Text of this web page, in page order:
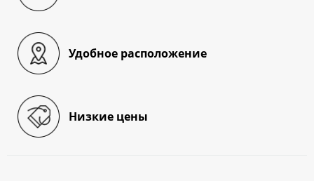
Удобное расположение
Низкие цены